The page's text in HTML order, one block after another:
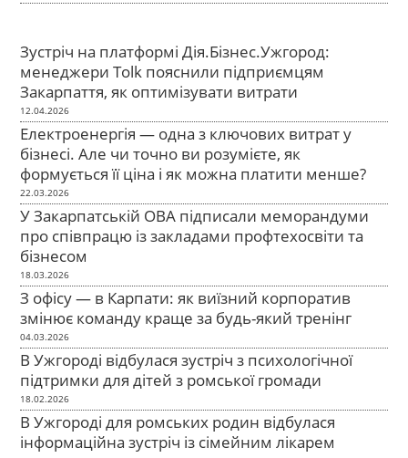
Зустріч на платформі Дія.Бізнес.Ужгород:
менеджери Tolk пояснили підприємцям
Закарпаття, як оптимізувати витрати
12.04.2026
Електроенергія — одна з ключових витрат у
бізнесі. Але чи точно ви розумієте, як
формується її ціна і як можна платити менше?
22.03.2026
У Закарпатській ОВА підписали меморандуми
про співпрацю із закладами профтехосвіти та
бізнесом
18.03.2026
З офісу — в Карпати: як виїзний корпоратив
змінює команду краще за будь-який тренінг
04.03.2026
В Ужгороді відбулася зустріч з психологічної
підтримки для дітей з ромської громади
18.02.2026
В Ужгороді для ромських родин відбулася
інформаційна зустріч із сімейним лікарем